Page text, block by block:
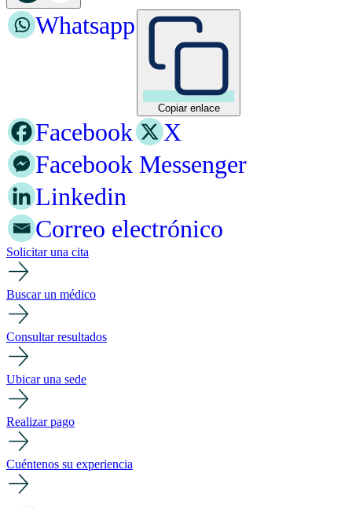
Copiar enlace
Whatsapp
Facebook
X
Facebook Messenger
Linkedin
Correo electrónico
Solicitar una cita
Buscar un médico
Consultar resultados
Ubicar una sede
Realizar pago
Cuéntenos su experiencia